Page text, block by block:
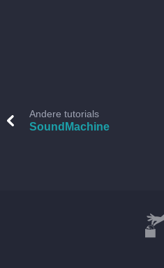
Andere tutorials
SoundMachine